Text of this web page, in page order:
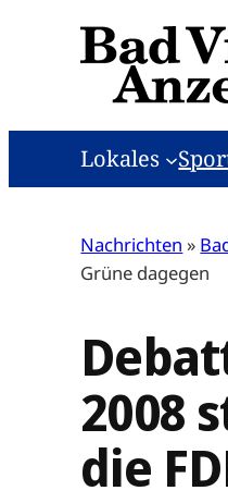
Lokales
Nachrichten »
Grüne dagegen
2008
die